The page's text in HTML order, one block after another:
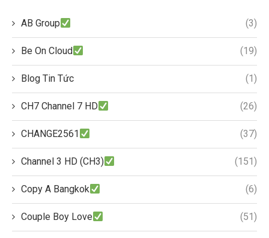
AB Group (3)
Be On Cloud (19)
Blog Tin Tức (1)
CH7 Channel 7 HD (26)
CHANGE2561 (37)
Channel 3 HD (CH3) (151)
Copy A Bangkok (6)
Couple Boy Love (51)